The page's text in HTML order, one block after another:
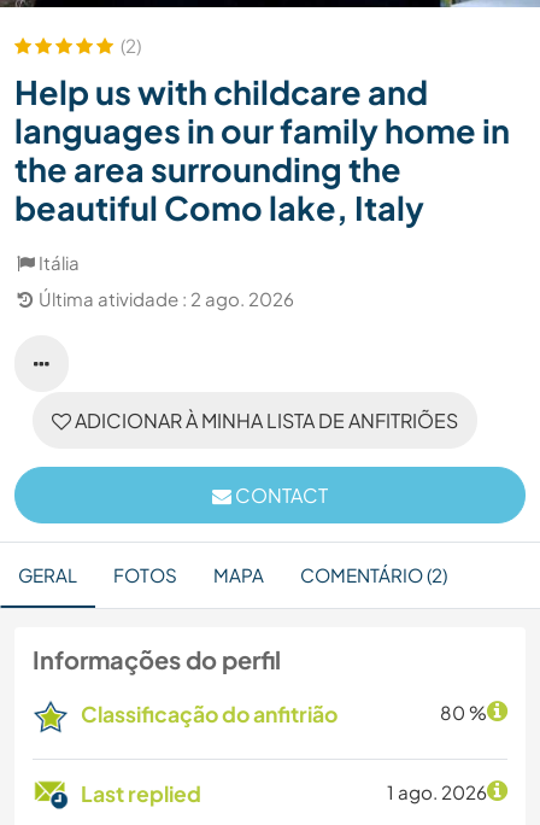
(2)
Help us with childcare and
languages in our family home in
the area surrounding the
beautiful Como lake, Italy
Itália
Última atividade : 2 ago. 2026
ADICIONAR À MINHA LISTA DE ANFITRIÕES
CONTACT
GERAL FOTOS MAPA COMENTÁRIO (2)
Informações do perfil
Classificação do anfitrião 80 %
Last replied 1 ago. 2026